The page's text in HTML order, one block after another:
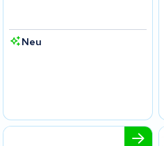
Neu